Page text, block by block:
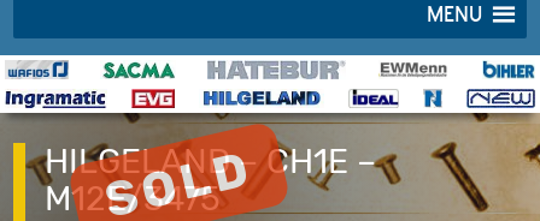
MENU
HILGELAND – CH1E –
M12E/3475